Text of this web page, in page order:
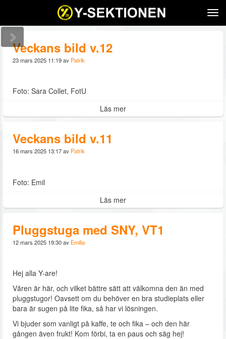
Veckans bild v.12
23 mars 2025 11:19 av Patrik
Foto: Sara Collet, FotU
Läs mer
Veckans bild v.11
16 mars 2025 13:17 av Patrik
Foto: Emil
Läs mer
Pluggstuga med SNY, VT1
12 mars 2025 19:30 av Emilia
Hej alla Y-are!
Våren är här, och vilket bättre sätt att välkomna den än med
pluggstugor! Oavsett om du behöver en bra studieplats eller
bara är sugen på lite fika, så har vi lösningen.
Vi bjuder som vanligt på kaffe, te och fika – och den här
gången även frukt! Kom förbi, ta en paus och säg hej!